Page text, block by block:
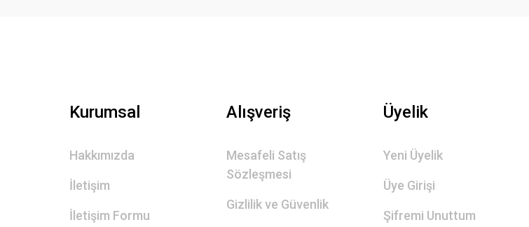
Kurumsal
Hakkımızda
İletişim
İletişim Formu
Alışveriş
Mesafeli Satış
Sözleşmesi
Gizlilik ve Güvenlik
Üyelik
Yeni Üyelik
Üye Girişi
Şifremi Unuttum